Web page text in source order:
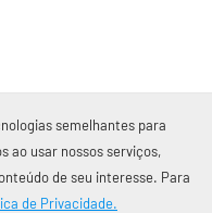
Alegre/RS
semelhantes para
ao usar nossos serviços,
de seu interesse. Para
de Privacidade.